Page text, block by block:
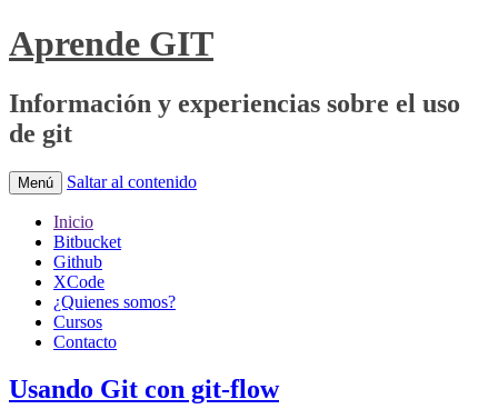
Aprende GIT
Información y experiencias sobre el uso
de git
Menú Saltar al contenido
Inicio
Bitbucket
Github
XCode
¿Quienes somos?
Cursos
Contacto
Usando Git con git-flow